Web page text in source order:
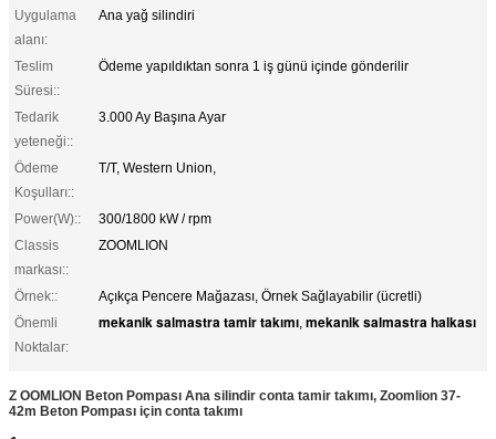
Uygulama
alanı:
Ana yağ silindiri
Teslim
Süresi::
Ödeme yapıldıktan sonra 1 iş günü içinde gönderilir
Tedarik
yeteneği::
3.000 Ay Başına Ayar
Ödeme
Koşulları::
T/T, Western Union,
Power(W)::
300/1800 kW / rpm
Classis
markası::
ZOOMLION
Örnek::
Açıkça Pencere Mağazası, Örnek Sağlayabilir (ücretli)
Önemli
Noktalar:
mekanik salmastra tamir takımı, mekanik salmastra halkası
Z OOMLION Beton Pompası Ana silindir conta tamir takımı, Zoomlion 37-
42m Beton Pompası için conta takımı